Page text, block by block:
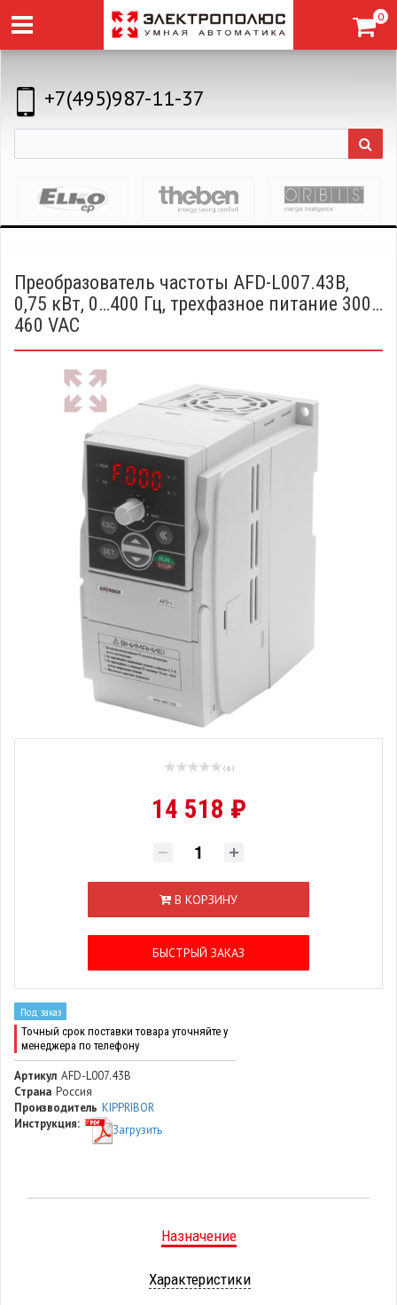
0
+7(495)987-11-37
Преобразователь частоты AFD-L007.43B,
0,75 кВт, 0…400 Гц, трехфазное питание 300…
460 VAC
( 0 )
14 518 ₽
В КОРЗИНУ
БЫСТРЫЙ ЗАКАЗ
Под заказ
Точный срок поставки товара уточняйте у
менеджера по телефону
Артикул AFD-L007.43B
Страна Россия
Производитель KIPPRIBOR
Инструкция:
Загрузить
Назначение
Характеристики